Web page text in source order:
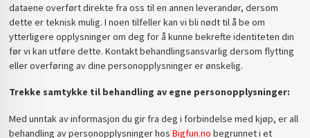
dataene overført direkte fra oss til en annen leverandør, dersom
dette er teknisk mulig. I noen tilfeller kan vi bli nødt til å be om
ytterligere opplysninger om deg for å kunne bekrefte identiteten din
før vi kan utføre dette. Kontakt behandlingsansvarlig dersom flytting
eller overføring av dine personopplysninger er ønskelig.
Trekke samtykke til behandling av egne personopplysninger:
Med unntak av informasjon du gir fra deg i forbindelse med kjøp, er all
behandling av personopplysninger hosBigfun.nobegrunnet i et